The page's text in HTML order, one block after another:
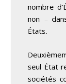
nombre
non –
États.
seul État
sociétés